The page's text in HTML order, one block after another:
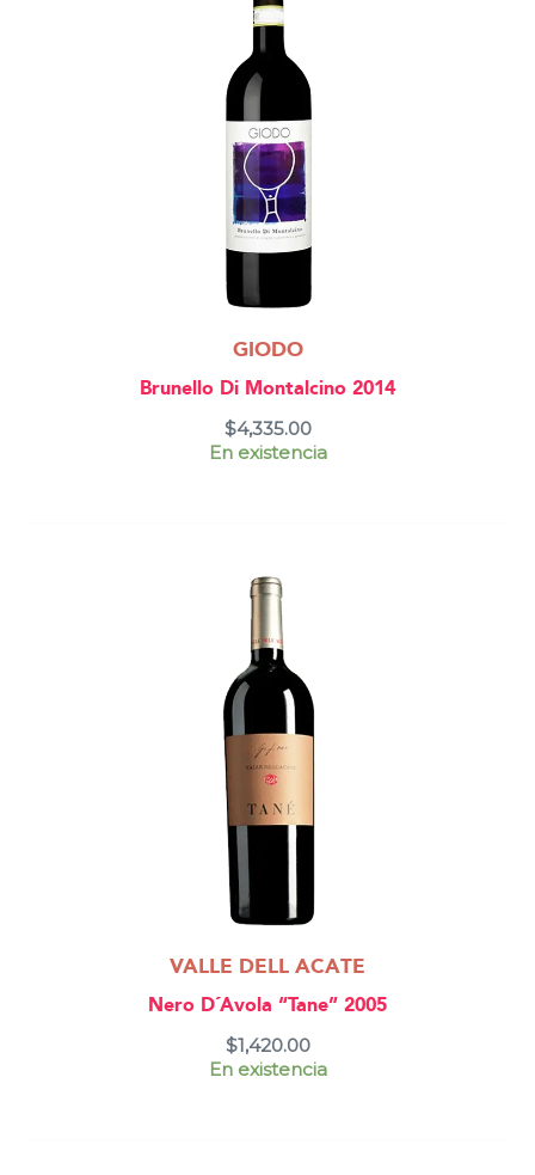
GIODO
Brunello Di Montalcino 2014
$4,335.00
En existencia
VALLE DELL ACATE
Nero D´Avola “Tane” 2005
$1,420.00
En existencia